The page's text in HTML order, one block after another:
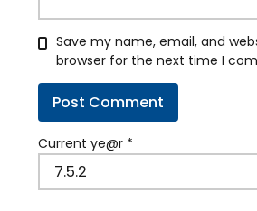
Save my name, email, and
browser for the next time I
Current ye@r *